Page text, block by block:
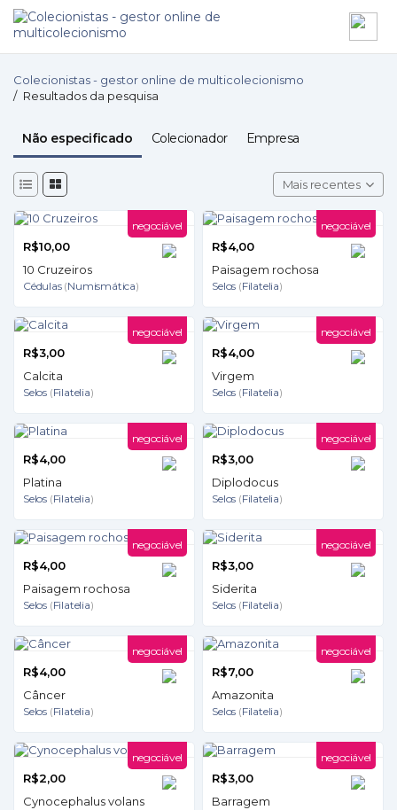
Colecionistas - gestor online de multicolecionismo
/ Resultados da pesquisa
Não especificado Colecionador Empresa
Mais recentes
negociável
R$10,00
10 Cruzeiros
Cédulas(Numismática)
negociável
R$4,00
Paisagem rochosa
Selos (Filatelia)
negociável
R$3,00
Calcita
Selos (Filatelia)
negociável
R$4,00
Virgem
Selos (Filatelia)
negociável
R$4,00
Platina
Selos (Filatelia)
negociável
R$3,00
Diplodocus
Selos (Filatelia)
negociável
R$4,00
Paisagem rochosa
Selos (Filatelia)
negociável
R$3,00
Siderita
Selos (Filatelia)
negociável
R$4,00
Câncer
Selos (Filatelia)
negociável
R$7,00
Amazonita
Selos (Filatelia)
negociável
R$2,00
Cynocephalus volans
negociável
R$3,00
Barragem